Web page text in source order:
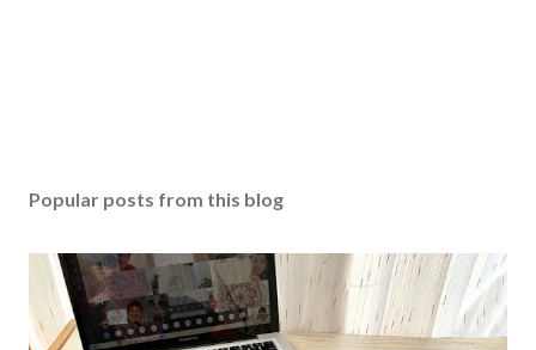
Popular posts from this blog